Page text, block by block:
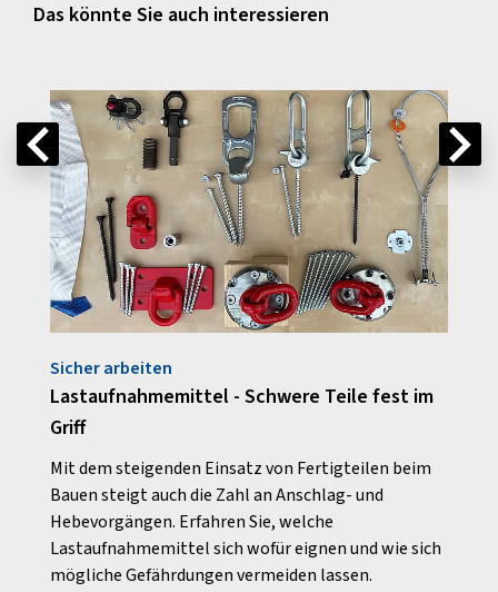
Das könnte Sie auch interessieren
Sicher arbeiten
Lastaufnahmemittel - Schwere Teile fest im
Griff
Mit dem steigenden Einsatz von Fertigteilen beim
Bauen steigt auch die Zahl an Anschlag- und
Hebevorgängen. Erfahren Sie, welche
Lastaufnahmemittel sich wofür eignen und wie sich
mögliche Gefährdungen vermeiden lassen.